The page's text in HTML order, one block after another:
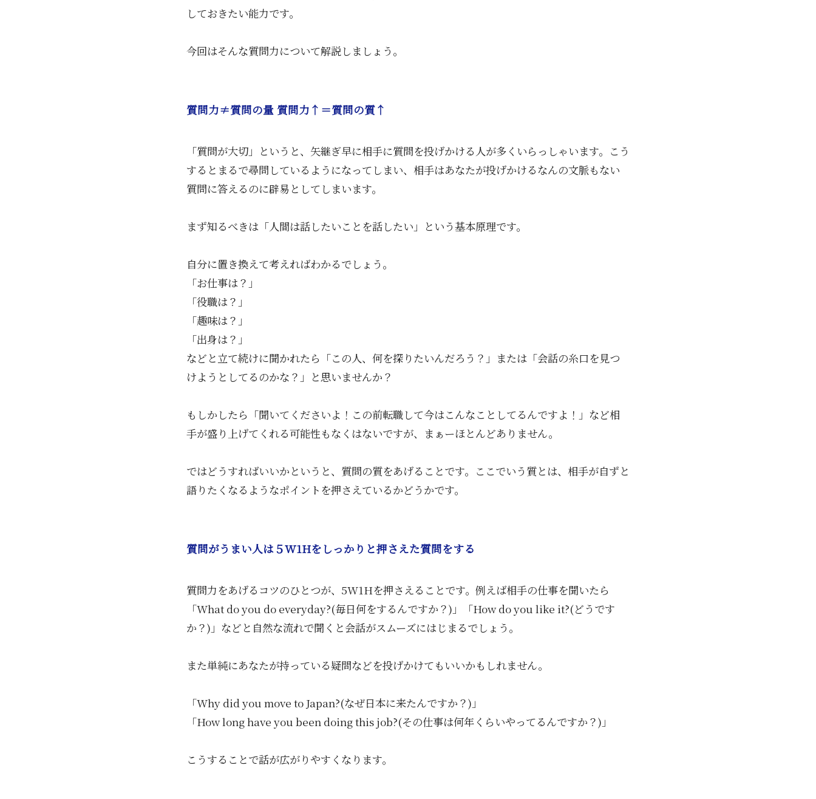
しておきたい能力です。
今回はそんな質問力について解説しましょう。
質問力≠質問の量 質問力↑＝質問の質↑
「質問が大切」というと、矢継ぎ早に相手に質問を投げかける人が多くいらっしゃいます。こう
するとまるで尋問しているようになってしまい、相手はあなたが投げかけるなんの文脈もない
質問に答えるのに辟易としてしまいます。
まず知るべきは「人間は話したいことを話したい」という基本原理です。
自分に置き換えて考えればわかるでしょう。
「お仕事は？」
「役職は？」
「趣味は？」
「出身は？」
などと立て続けに聞かれたら「この人、何を探りたいんだろう？」または「会話の糸口を見つ
けようとしてるのかな？」と思いませんか？
もしかしたら「聞いてくださいよ！この前転職して今はこんなことしてるんですよ！」など相
手が盛り上げてくれる可能性もなくはないですが、まぁーほとんどありません。
ではどうすればいいかというと、質問の質をあげることです。ここでいう質とは、相手が自ずと
語りたくなるようなポイントを押さえているかどうかです。
質問がうまい人は５W1Hをしっかりと押さえた質問をする
質問力をあげるコツのひとつが、5W1Hを押さえることです。例えば相手の仕事を聞いたら
「What do you do everyday?(毎日何をするんですか？)」「How do you like it?(どうです
か？)」などと自然な流れで聞くと会話がスムーズにはじまるでしょう。
また単純にあなたが持っている疑問などを投げかけてもいいかもしれません。
「Why did you move to Japan?(なぜ日本に来たんですか？)」
「How long have you been doing this job?(その仕事は何年くらいやってるんですか？)」
こうすることで話が広がりやすくなります。